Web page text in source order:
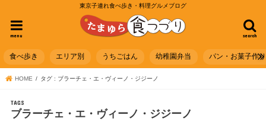
東京子連れ食べ歩き・料理グルメブログ
search
menu
食べ歩き エリア別 うちごはん 幼稚園弁当 パン・お菓子作り
HOME タグ : ブラーチェ・エ・ヴィーノ・ジジーノ
ブラーチェ・エ・ヴィーノ・ジジーノ